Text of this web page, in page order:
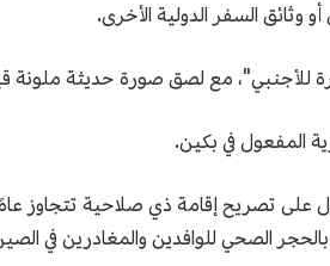
الصحي للوافدين والمغادرين في